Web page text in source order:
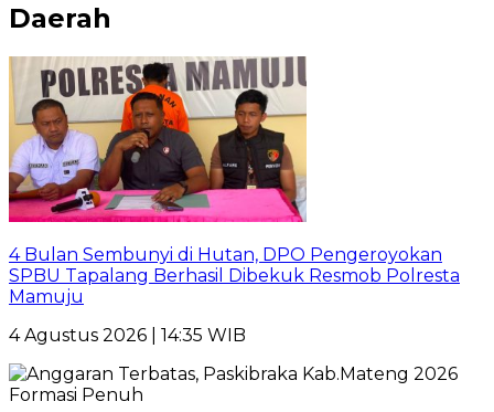
Daerah
4 Bulan Sembunyi di Hutan, DPO Pengeroyokan
SPBU Tapalang Berhasil Dibekuk Resmob Polresta
Mamuju
4 Agustus 2026 | 14:35 WIB